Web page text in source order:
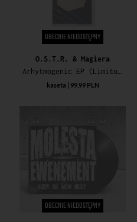
OBECNIE NIEDOSTĘPNY
O.S.T.R. & Magiera
Arhytmogenic EP (Limitowana Edycja Specjalna)
kaseta | 99,99 PLN
OBECNIE NIEDOSTĘPNY